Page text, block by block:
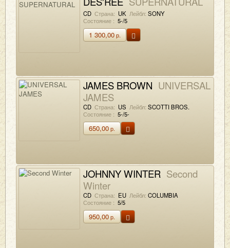
CD Страна: UK Лейбл: SONY
Состояние : 5-/5
1 300,00р.
JAMES BROWN UNIVERSAL
JAMES
CD Страна: US Лейбл: SCOTTI BROS.
Состояние : 5-/5-
650,00р.
JOHNNY WINTER Second
Winter
CD Страна: EU Лейбл: COLUMBIA
Состояние : 5/5
950,00р.